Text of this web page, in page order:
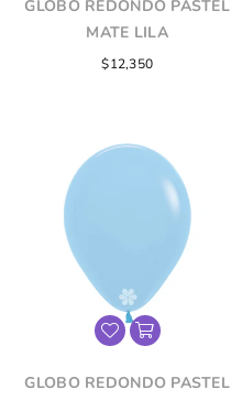
GLOBO REDONDO PASTEL
MATE LILA
$12,350
GLOBO REDONDO PASTEL